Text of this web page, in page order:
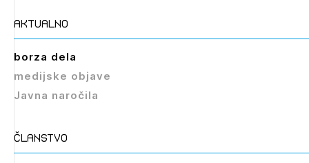
aktualno
borza dela
medijske objave
Javna naročila
članstvo